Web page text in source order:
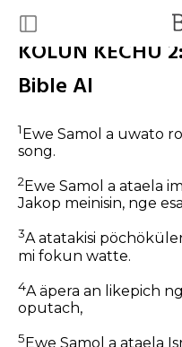
KÖLÜN KECHÜ
Bible AI
1Ewe Samol a uwato
song.
2 Ewe Samol a ataela
Jakop meinisin, nge
3A atatakisi
mi fokun watte.
4A äpera an likepich
oputach,
5 Ewe Samol a ataela